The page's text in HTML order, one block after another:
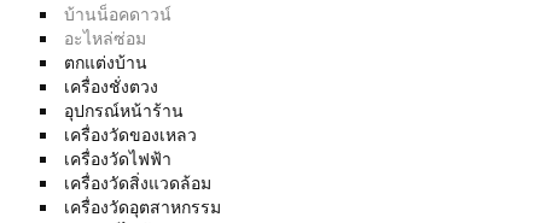
บ้านน็อคดาวน์
อะไหล่ซ่อม
ตกแต่งบ้าน
เครื่องชั่งตวง
อุปกรณ์หน้าร้าน
เครื่องวัดของเหลว
เครื่องวัดไฟฟ้า
เครื่องวัดสิ่งแวดล้อม
เครื่องวัดอุตสาหกรรม